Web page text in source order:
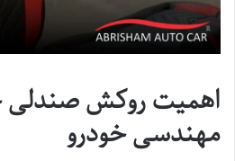
اهمیت روکش صندلی
مهندسی خودرو